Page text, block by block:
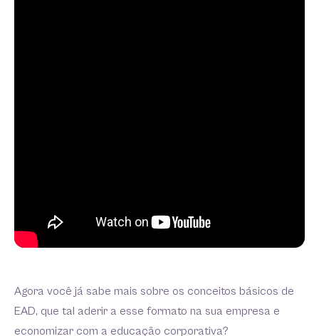
Agora você já sabe mais sobre os conceitos básicos de
EAD, que tal aderir a esse formato na sua empresa e
economizar com a educação corporativa?